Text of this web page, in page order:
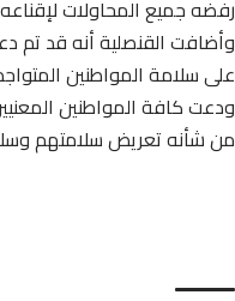
رفضه جميع المحاولات
وأضافت القنصلية أنه قد تم
على سلامة المواطنين
ودعت كافة المواطنين
من شأنه تعريض سلامتهم